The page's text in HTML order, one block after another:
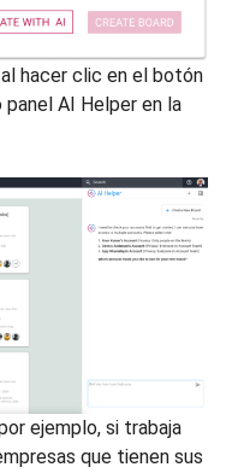
hacer clic en el botón
panel AI Helper en la
ejemplo, si trabaja
que tienen sus